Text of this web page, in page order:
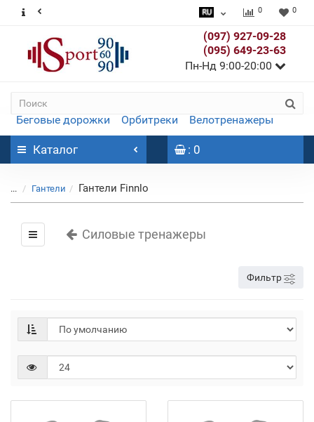
0 0
(097) 927-09-28
(095) 649-23-63
Пн-Нд 9:00-20:00
Беговые дорожки Орбитреки Велотренажеры
Каталог : 0
... Гантели Гантели Finnlo
Силовые тренажеры
Фильтр